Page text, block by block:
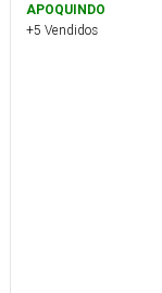
APOQUINDO
+5 Vendidos